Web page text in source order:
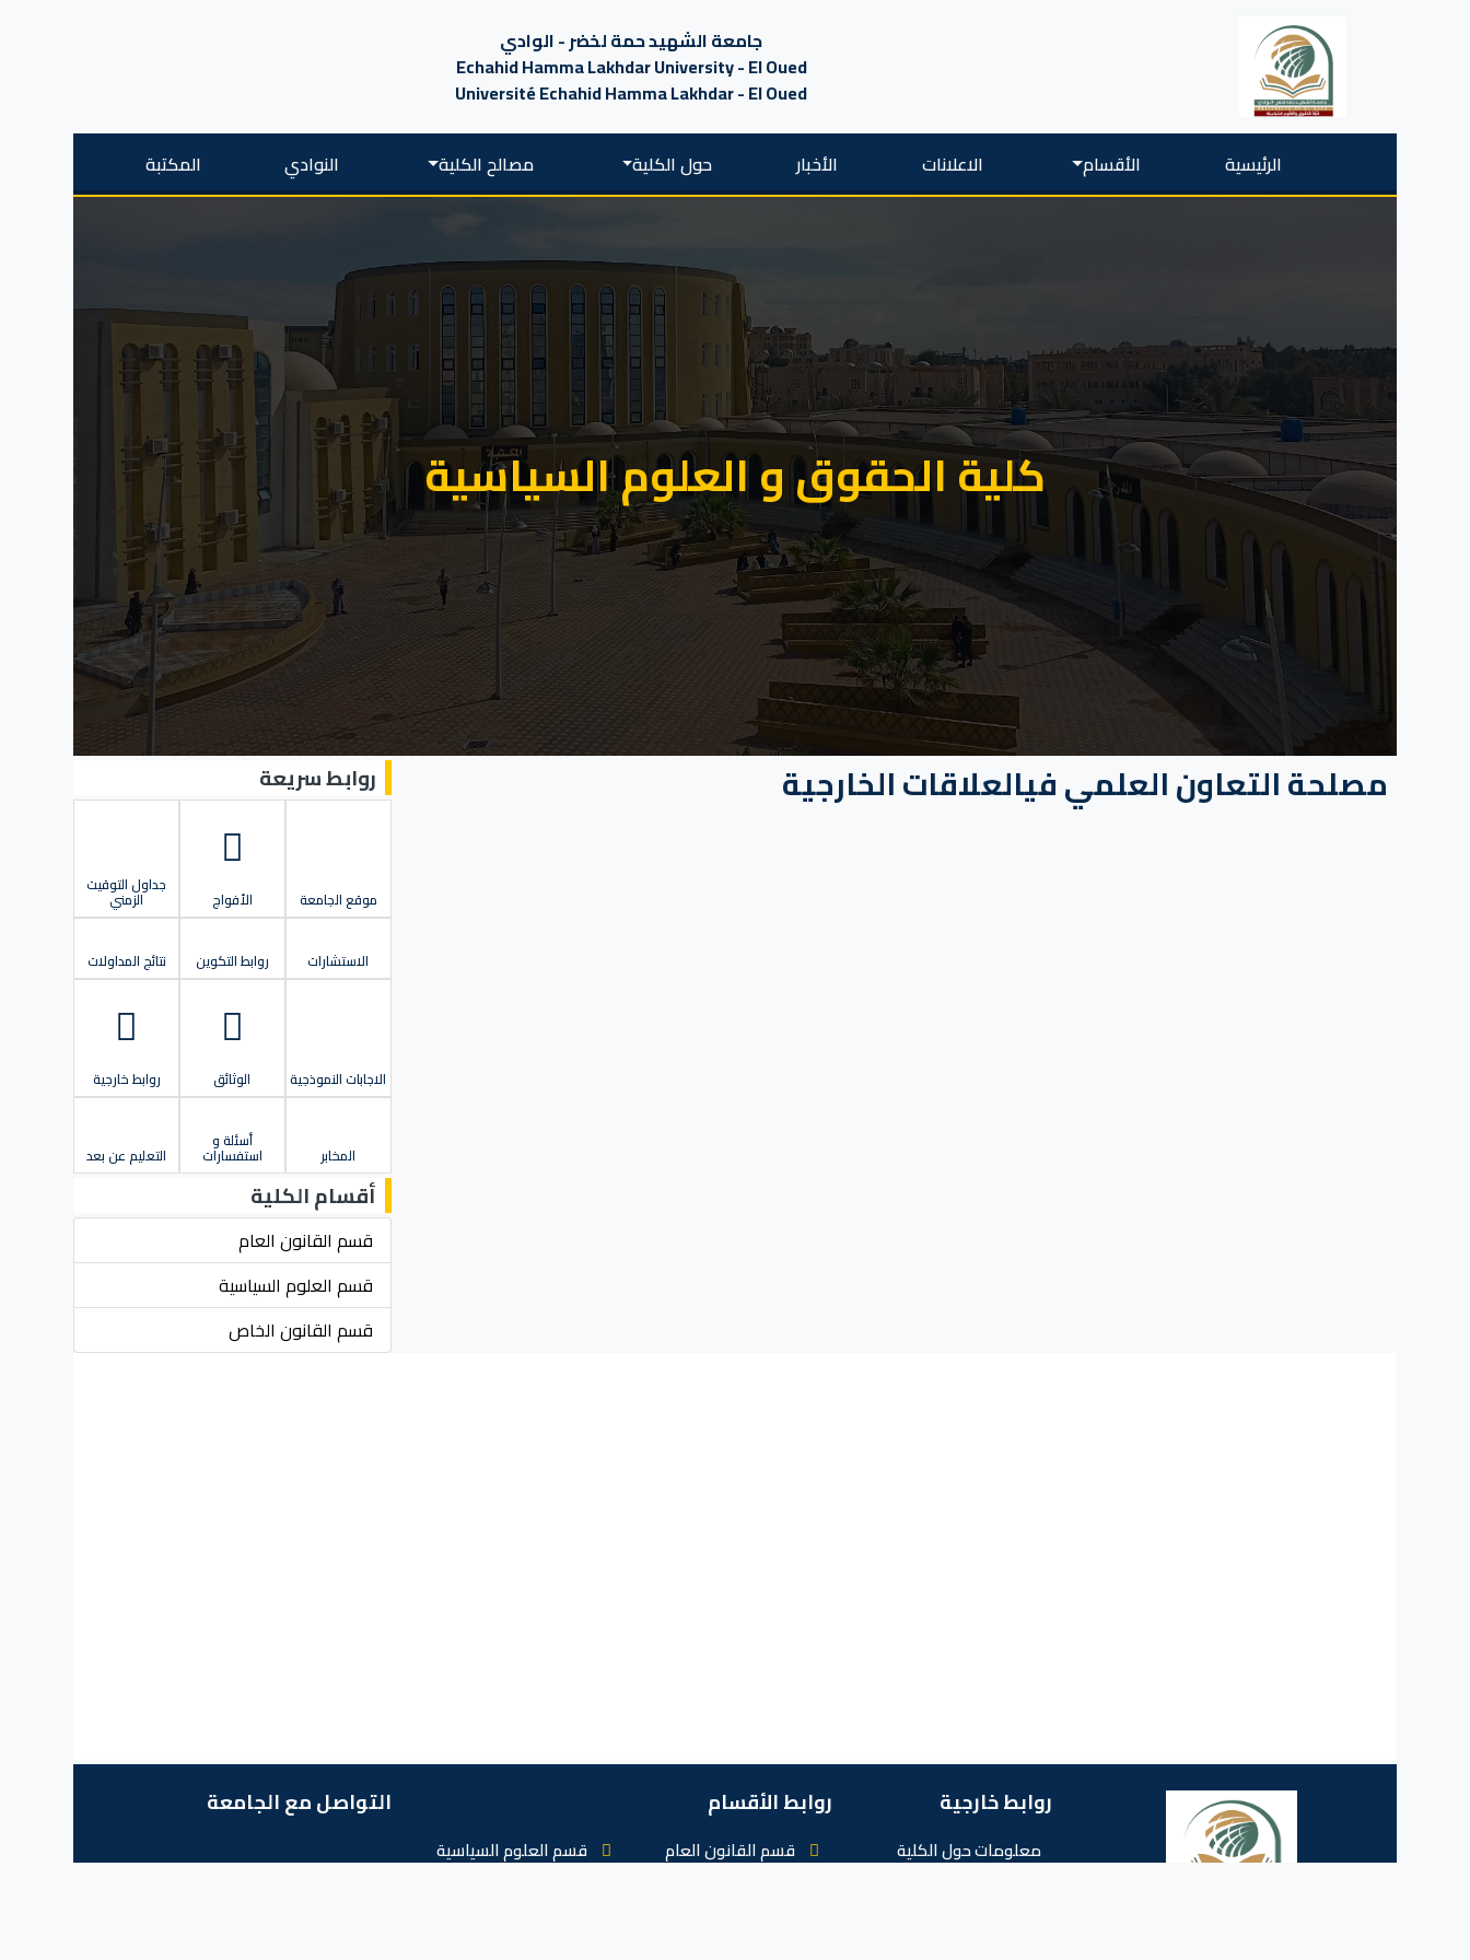
جامعة الشهيد حمة لخضر - الوادي
Echahid Hamma Lakhdar University - El Oued
Université Echahid Hamma Lakhdar - El Oued
الرئيسية الأقسام الاعلانات الأخبار حول الكلية مصالح الكلية النوادي المكتبة
كلية الحقوق و العلوم السياسية
مصلحة التعاون العلمي فيالعلاقات الخارجية روابط سريعة
موقع الجامعة الأفواج
جداول التوقيت
الزمني
الاستشارات روابط التكوين نتائج المداولات
الاجابات النموذجية الوثائق روابط خارجية
المخابر
أسئلة و
استفسارات التعليم عن بعد
أقسام الكلية
قسم القانون العام
قسم العلوم السياسية
قسم القانون الخاص
روابط خارجية
معلومات حول الكلية
روابط الأقسام
قسم القانون العام
قسم العلوم السياسية
التواصل مع الجامعة